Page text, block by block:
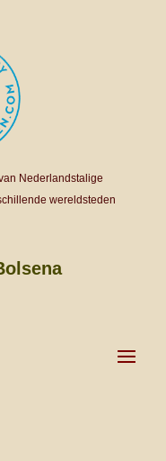
Nederlandstalige
wereldsteden